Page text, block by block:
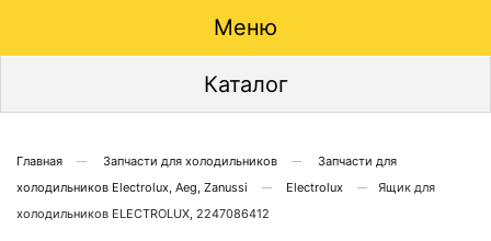
Меню
Каталог
Главная Запчасти для холодильников
Запчасти для
холодильников Electrolux, Aeg, Zanussi
Electrolux
Ящик для
холодильников ELECTROLUX, 2247086412